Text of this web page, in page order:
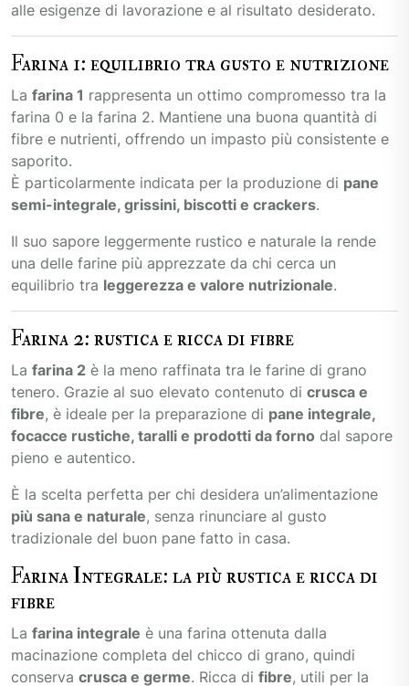
alle esigenze di lavorazione e al risultato desiderato.
Farina 1: equilibrio tra gusto e nutrizione
La farina 1 rappresenta un ottimo compromesso tra la
farina 0 e la farina 2. Mantiene una buona quantità di
fibre e nutrienti, offrendo un impasto più consistente e
saporito.
È particolarmente indicata per la produzione di pane
semi-integrale, grissini, biscotti e crackers.
Il suo sapore leggermente rustico e naturale la rende
una delle farine più apprezzate da chi cerca un
equilibrio tra leggerezza e valore nutrizionale.
Farina 2: rustica e ricca di fibre
La farina 2 è la meno raffinata tra le farine di grano
tenero. Grazie al suo elevato contenuto di crusca e
fibre, è ideale per la preparazione di pane integrale,
focacce rustiche, taralli e prodotti da forno dal sapore
pieno e autentico.
È la scelta perfetta per chi desidera un’alimentazione
più sana e naturale, senza rinunciare al gusto
tradizionale del buon pane fatto in casa.
Farina Integrale: la più rustica e ricca di
fibre
La farina integrale è una farina ottenuta dalla
macinazione completa del chicco di grano, quindi
conserva crusca e germe. Ricca di fibre, utili per la